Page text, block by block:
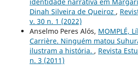
identidade narrativa em
Dinah Silveira de Queiroz ,
v. 30 n. 1 (2022)
Anselmo Peres Alós, MOMPLÉ,
Carrière. Ninguém matou
ilustram a história. , Revista
n. 3 (2011)